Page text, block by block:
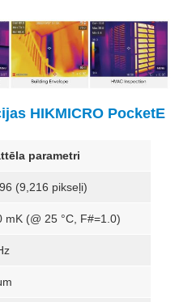
HIKMICRO PocketE
parametri
(9,216 pikseļi)
mK (@ 25 °C, F#=1.0)